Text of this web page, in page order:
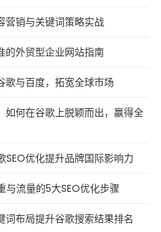
营销与关键词策略实战
的外贸型企业网站指南
歌与百度，拓宽全球市场
如何在谷歌上脱颖而出，赢得全
优化提升品牌国际影响力
与流量的5大SEO优化步骤
词布局提升谷歌搜索结果排名